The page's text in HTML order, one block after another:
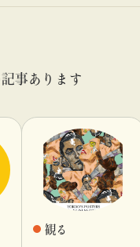
事あります
観る